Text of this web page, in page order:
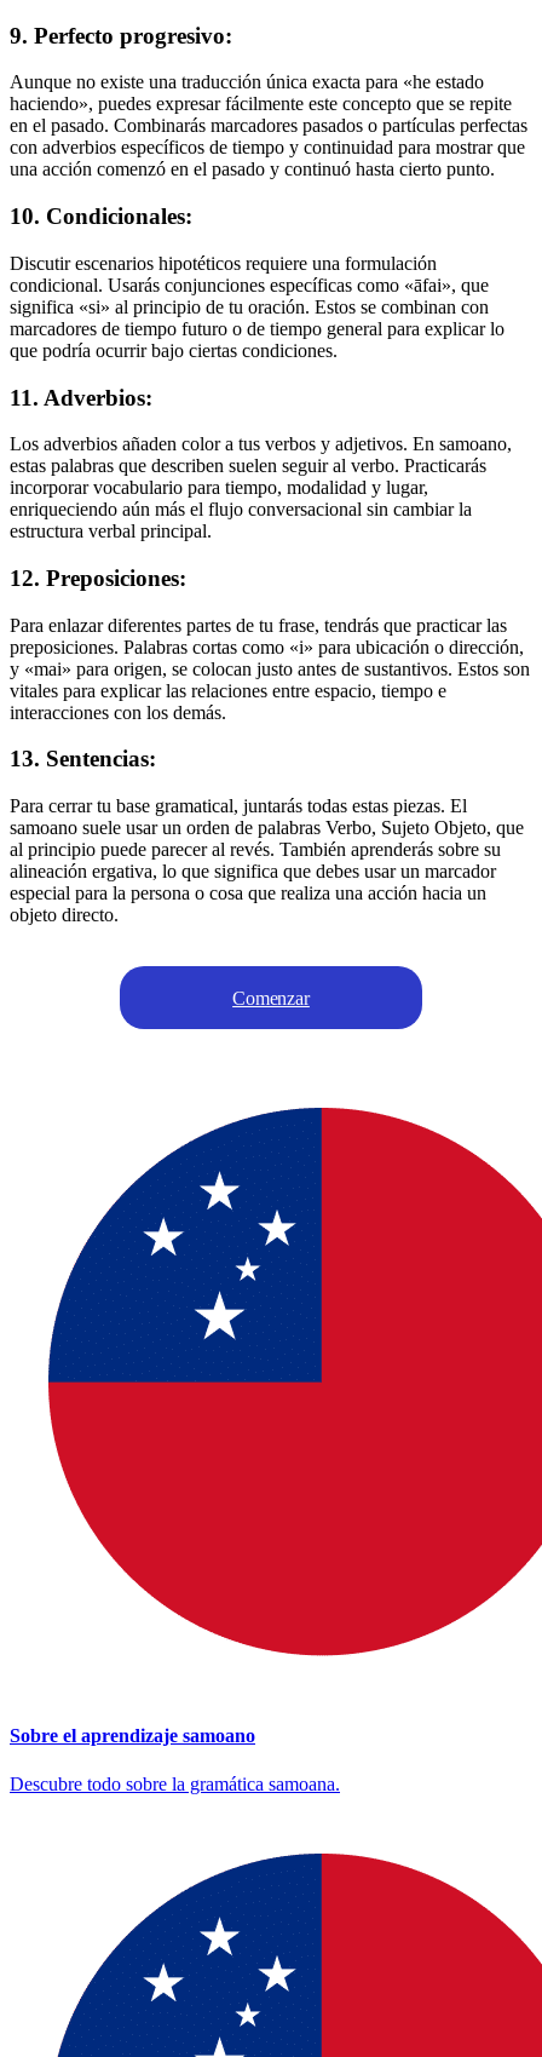
9. Perfecto progresivo:
Aunque no existe una traducción única exacta para «he estado
haciendo», puedes expresar fácilmente este concepto que se repite
en el pasado. Combinarás marcadores pasados o partículas perfectas
con adverbios específicos de tiempo y continuidad para mostrar que
una acción comenzó en el pasado y continuó hasta cierto punto.
10. Condicionales:
Discutir escenarios hipotéticos requiere una formulación
condicional. Usarás conjunciones específicas como «āfai», que
significa «si» al principio de tu oración. Estos se combinan con
marcadores de tiempo futuro o de tiempo general para explicar lo
que podría ocurrir bajo ciertas condiciones.
11. Adverbios:
Los adverbios añaden color a tus verbos y adjetivos. En samoano,
estas palabras que describen suelen seguir al verbo. Practicarás
incorporar vocabulario para tiempo, modalidad y lugar,
enriqueciendo aún más el flujo conversacional sin cambiar la
estructura verbal principal.
12. Preposiciones:
Para enlazar diferentes partes de tu frase, tendrás que practicar las
preposiciones. Palabras cortas como «i» para ubicación o dirección,
y «mai» para origen, se colocan justo antes de sustantivos. Estos son
vitales para explicar las relaciones entre espacio, tiempo e
interacciones con los demás.
13. Sentencias:
Para cerrar tu base gramatical, juntarás todas estas piezas. El
samoano suele usar un orden de palabras Verbo, Sujeto Objeto, que
al principio puede parecer al revés. También aprenderás sobre su
alineación ergativa, lo que significa que debes usar un marcador
especial para la persona o cosa que realiza una acción hacia un
objeto directo.
Comenzar
Sobre el aprendizaje samoano
Descubre todo sobre la gramática samoana.